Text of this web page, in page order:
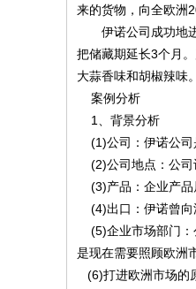
来的货物，向全欧洲
伊诺公司成功地进
把储藏期延长3个月
大蒜香味和胡椒辣味
案例分析
1、背景分析
(1)公司：伊诺公司
(2)公司地点：公司
(3)产品：企业产品
(4)出口：伊诺曾向
(5)企业市场部门：
是现在需要照顾欧洲
(6)打进欧洲市场的